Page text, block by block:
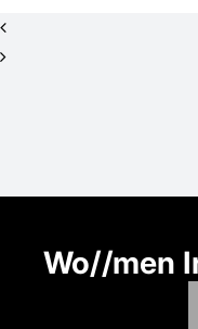
Wo//men